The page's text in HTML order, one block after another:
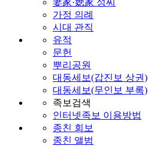
妻家·媤家 성씨
가정 의례
시대 관직
유적
문헌
뿌리공원
대동세보(갑진보 상권)
대동세보(무인보 부록)
족보검색
인터넷족보 이용방법
종친 회보
종친 앨범